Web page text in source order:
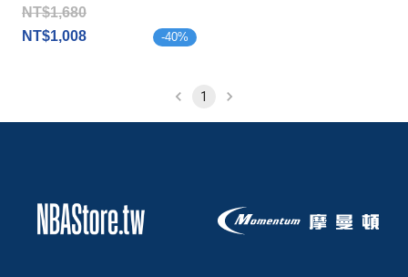
NT$1,680
NT$1,008
-40%
1